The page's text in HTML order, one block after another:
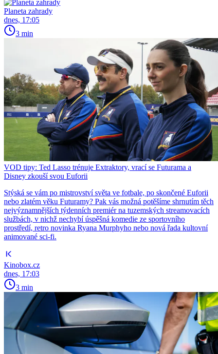
Planeta zahrady
dnes, 17:05
3 min
VOD tipy: Ted Lasso trénuje Extraktory, vrací se Futurama a
Disney zkouší svou Euforii
Stýská se vám po mistrovství světa ve fotbale, po skončené Euforii
nebo zlatém věku Futuramy? Pak vás možná potěšíme shrnutím těch
nejvýznamnějších týdenních premiér na tuzemských streamovacích
službách, v nichž nechybí úspěšná komedie ze sportovního
prostředí, retro novinka Ryana Murphyho nebo nová řada kultovní
animované sci-fi.
Kinobox.cz
dnes, 17:03
3 min